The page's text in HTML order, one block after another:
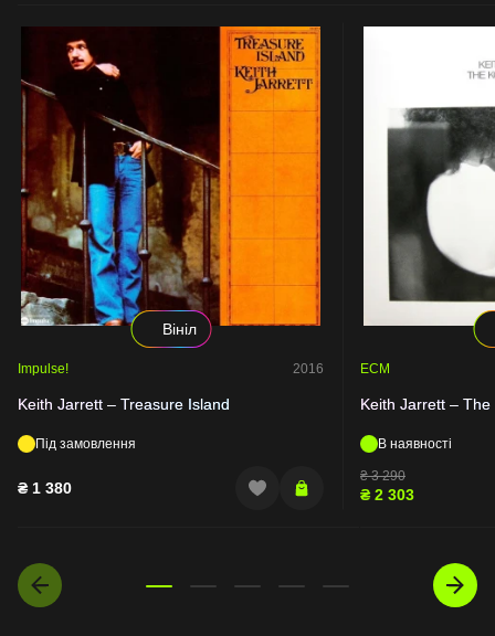
Вініл
Impulse! 2016
Keith Jarrett – Treasure Island
Під замовлення
₴ 1 380
ECM
Keith Jarrett –
В наявності
₴3 290
₴ 2 303